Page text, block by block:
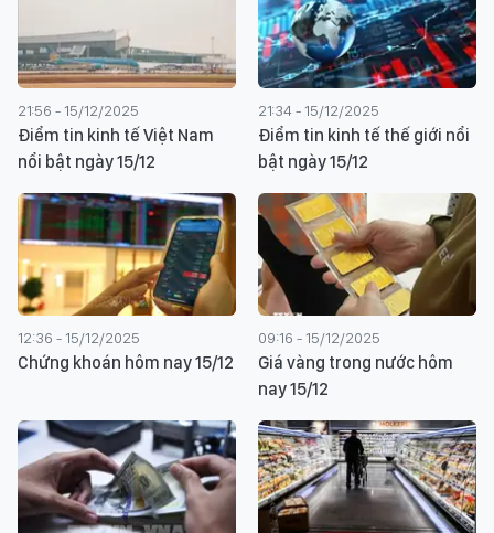
21:56 - 15/12/2025
Điểm tin kinh tế Việt Nam
nổi bật ngày 15/12
21:34 - 15/12/2025
Điểm tin kinh tế thế giới nổi
bật ngày 15/12
12:36 - 15/12/2025
Chứng khoán hôm nay 15/12
09:16 - 15/12/2025
Giá vàng trong nước hôm
nay 15/12